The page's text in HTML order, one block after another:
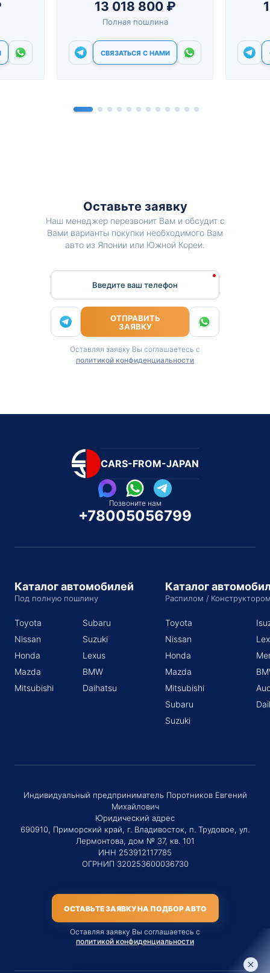
13 018 800 ₽
Полная пошлина
СВЯЗАТЬСЯ С НАМИ
Оставьте заявку
Наш менеджер перезвонит Вам и обсудит с
Вами варианты покупки необходимого Вам
авто из Японии или Южной Кореи.
Введите ваш телефон
ОТПРАВИТЬ
ЗАЯВКУ
Оставляя заявку Вы соглашаетесь с
политикой конфиденциальности
CARS-FROM-JAPAN
Позвоните нам
+78005056799
Каталог автомобилей
Под полную пошлину
Toyota
Nissan
Honda
Mazda
Mitsubishi
Subaru
Suzuki
Lexus
BMW
Daihatsu
Каталог
Распилом /
Toyota
Nissan
Honda
Mazda
Mitsubishi
Subaru
Suzuki
Индивидуальный предприниматель Поротников Евгений
Михайлович
Юридический адрес
690910, Приморский край, г. Владивосток, п. Трудовое, ул.
Лермонтова, дом № 37, кв. 101
ИНН 253912117785
ОГРНИП 320253600036730
ОСТАВЬТЕ ЗАЯВКУ НА ПОДБОР АВТО
Оставляя заявку Вы соглашаетесь с
политикой конфиденциальности